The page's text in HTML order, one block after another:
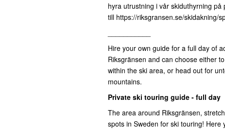
hyra utrustning i vår skiduthyrning
till https://riksgransen.se/skidakning/
Hire your own guide for a full day of
Riksgränsen and can choose either
within the ski area, or head out for
mountains.
Private ski touring guide - full day
The area around Riksgränsen,
spots in Sweden for ski touring!